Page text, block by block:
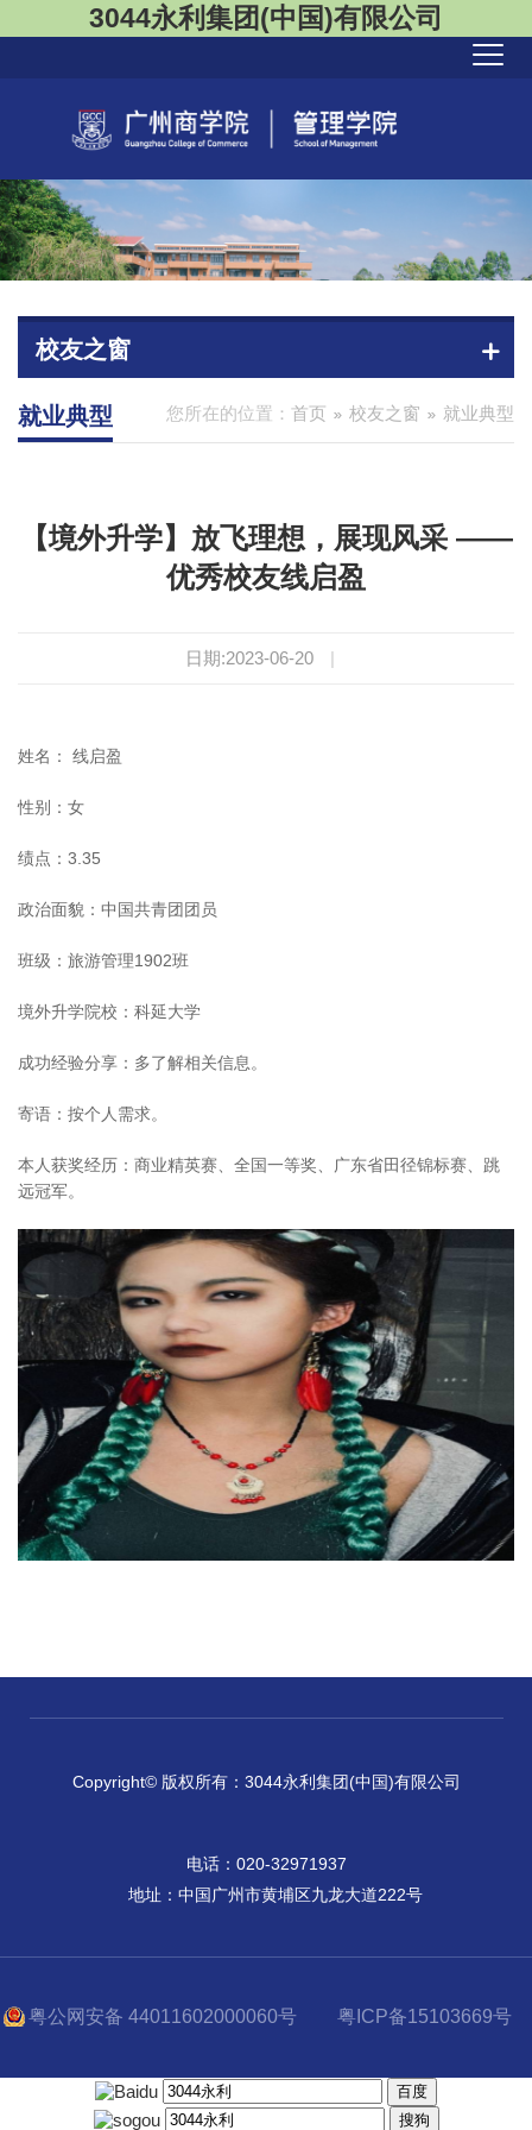
3044永利集团(中国)有限公司
校友之窗
您所在的位置： 首页 校友之窗 就业典型
就业典型
【境外升学】放飞理想，展现风采 ——
优秀校友线启盈
日期:2023-06-20 |
姓名： 线启盈
性别：女
绩点：3.35
政治面貌：中国共青团团员
班级：旅游管理1902班
境外升学院校：科延大学
成功经验分享： 多了解相关信息。
寄语： 按个人需求。
本人获奖经历： 商业精英赛、全国一等奖、广东省田径锦标赛、跳
远冠军。
Copyright© 版权所有：3044永利集团(中国)有限公司
电话：020-32971937
地址：中国广州市黄埔区九龙大道222号
粤公网安备 44011602000060号 粤ICP备15103669号